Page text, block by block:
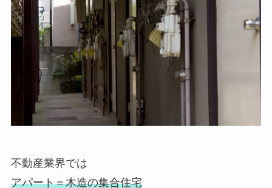
不動産業界では
アパート＝木造の集合住宅